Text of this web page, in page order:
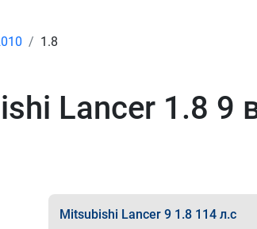
1.8
Lancer 1.8 9
Mitsubishi Lancer 9 1.8 114 л.с